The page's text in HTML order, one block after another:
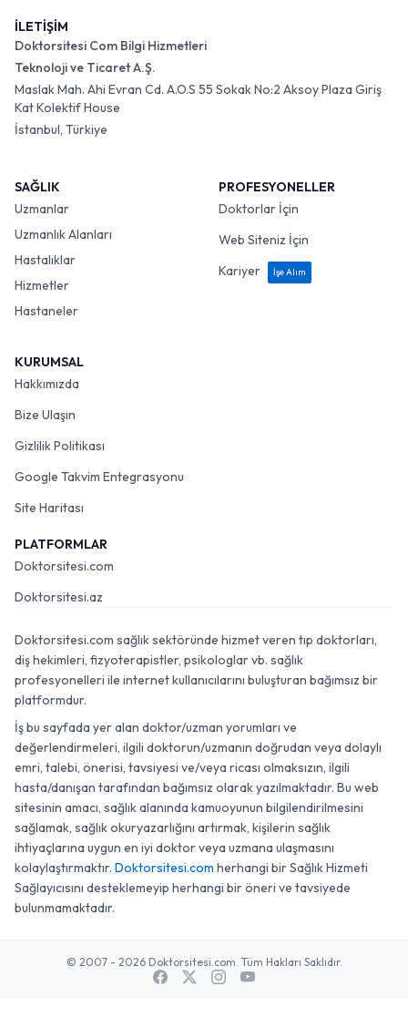
İLETİŞİM
Doktorsitesi Com Bilgi Hizmetleri
Teknoloji ve Ticaret A.Ş.
Maslak Mah. Ahi Evran Cd. A.O.S 55 Sokak No:2 Aksoy Plaza Giriş
Kat Kolektif House
İstanbul, Türkiye
SAĞLIK
Uzmanlar
Uzmanlık Alanları
Hastalıklar
Hizmetler
Hastaneler
PROFESYONELLER
Doktorlar İçin
Web Siteniz İçin
Kariyer
İşe Alım
KURUMSAL
Hakkımızda
Bize Ulaşın
Gizlilik Politikası
Google Takvim Entegrasyonu
Site Haritası
PLATFORMLAR
Doktorsitesi.com
Doktorsitesi.az
Doktorsitesi.com sağlık sektöründe hizmet veren tıp doktorları,
diş hekimleri, fizyoterapistler, psikologlar vb. sağlık
profesyonelleri ile internet kullanıcılarını buluşturan bağımsız bir
platformdur.
İş bu sayfada yer alan doktor/uzman yorumları ve
değerlendirmeleri, ilgili doktorun/uzmanın doğrudan veya dolaylı
emri, talebi, önerisi, tavsiyesi ve/veya ricası olmaksızın, ilgili
hasta/danışan tarafından bağımsız olarak yazılmaktadır. Bu web
sitesinin amacı, sağlık alanında kamuoyunun bilgilendirilmesini
sağlamak, sağlık okuryazarlığını artırmak, kişilerin sağlık
ihtiyaçlarına uygun en iyi doktor veya uzmana ulaşmasını
kolaylaştırmaktır. Doktorsitesi.com herhangi bir Sağlık Hizmeti
Sağlayıcısını desteklemeyip herhangi bir öneri ve tavsiyede
bulunmamaktadır.
© 2007 - 2026 Doktorsitesi.com. Tüm Hakları Saklıdır.